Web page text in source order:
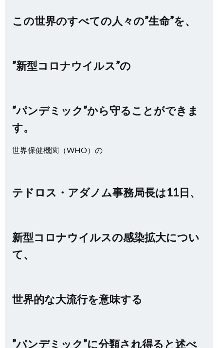
この世界のすべての人々の”生命”を、
”新型コロナウイルス”の
”パンデミック”から守ることができま
す。
世界保健機関（WHO）の
テドロス・アダノム事務局長は11日、
新型コロナウイルスの感染拡大につい
て、
世界的な大流行を意味する
”パンデミック”に分類され得ると述べ